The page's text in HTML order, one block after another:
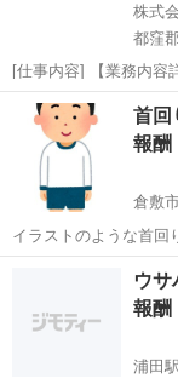
株式
都窪
[仕事内容] 【業務内容
トラックから運び出さ
～15kg【取扱製品】清涼飲料水 。＋お仕事探し
におまかせ＋。
岡山 都窪郡
首回
報酬
倉敷
イラストのような首回
袖口はできれば白だと嬉しいです 岡山の幼稚
として使用している体操服です👕 息子の幼稚
やんちゃな息子達...
ウサ
報酬
浦田駅